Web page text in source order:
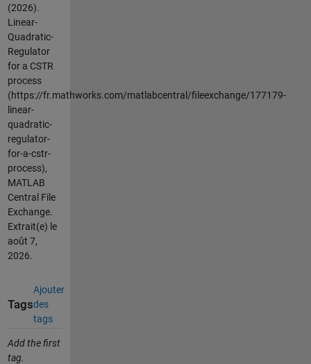
(2026).
Linear-
Quadratic-
Regulator
for a CSTR
process
(https://fr.mathworks.com/matlabcentral/fileexchange/177179-
linear-
quadratic-
regulator-
for-a-cstr-
process),
MATLAB
Central File
Exchange.
Extrait(e) le
août 7,
2026.
Tags
Ajouter
des
tags
Add the first
tag.